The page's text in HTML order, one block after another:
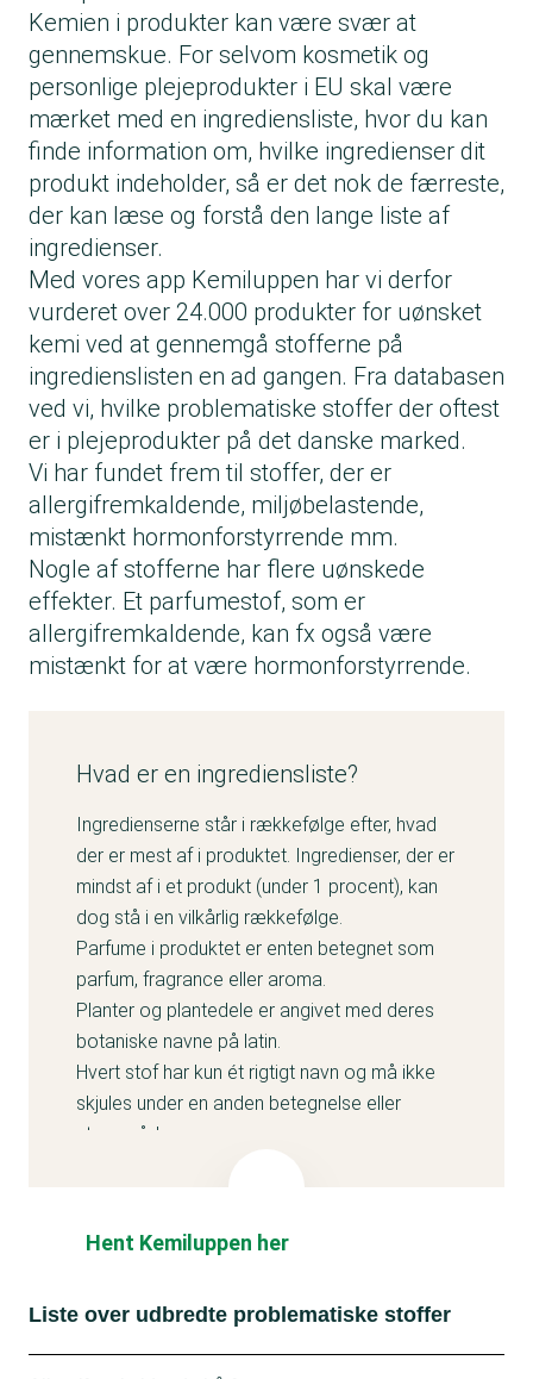
Kemien i produkter kan være svær at
gennemskue. For selvom kosmetik og
personlige plejeprodukter i EU skal være
mærket med en ingrediensliste, hvor du kan
finde information om, hvilke ingredienser dit
produkt indeholder, så er det nok de færreste,
der kan læse og forstå den lange liste af
ingredienser.
Med vores app Kemiluppen har vi derfor
vurderet over 24.000 produkter for uønsket
kemi ved at gennemgå stofferne på
ingredienslisten en ad gangen. Fra databasen
ved vi, hvilke problematiske stoffer der oftest
er i plejeprodukter på det danske marked.
Vi har fundet frem til stoffer, der er
allergifremkaldende, miljøbelastende,
mistænkt hormonforstyrrende mm.
Nogle af stofferne har flere uønskede
effekter. Et parfumestof, som er
allergifremkaldende, kan fx også være
mistænkt for at være hormonforstyrrende.
Hvad er en ingrediensliste?
Ingredienserne står i rækkefølge efter, hvad
der er mest af i produktet. Ingredienser, der er
mindst af i et produkt (under 1 procent), kan
dog stå i en vilkårlig rækkefølge.
Parfume i produktet er enten betegnet som
parfum, fragrance eller aroma.
Planter og plantedele er angivet med deres
botaniske navne på latin.
Hvert stof har kun ét rigtigt navn og må ikke
skjules under en anden betegnelse eller
stavemåde.
Hent Kemiluppen her
Liste over udbredte problematiske stoffer